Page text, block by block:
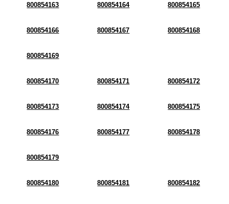
800854163 800854164 800854165
800854166 800854167 800854168
800854169
800854170 800854171 800854172
800854173 800854174 800854175
800854176 800854177 800854178
800854179
800854180 800854181 800854182